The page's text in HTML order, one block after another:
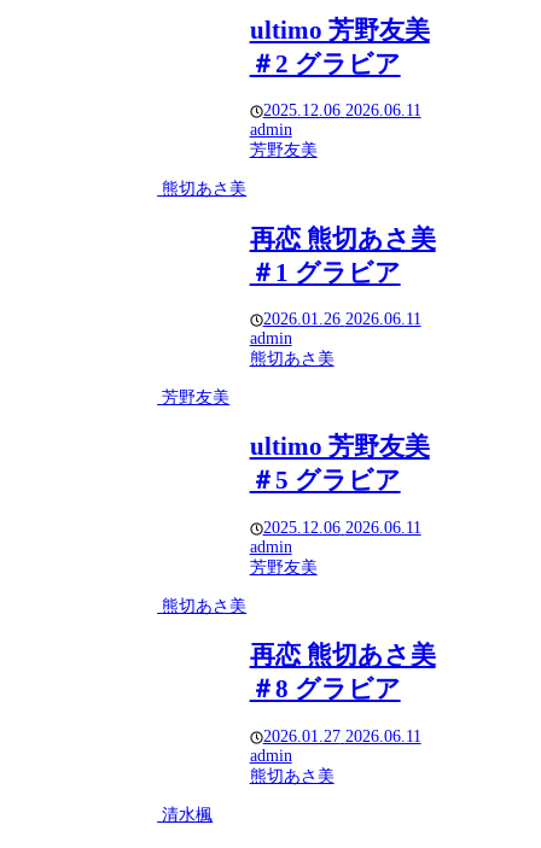
ultimo 芳野友美
＃2 グラビア
2025.12.06 2026.06.11
admin
芳野友美
熊切あさ美
再恋 熊切あさ美
＃1 グラビア
2026.01.26 2026.06.11
admin
熊切あさ美
芳野友美
ultimo 芳野友美
＃5 グラビア
2025.12.06 2026.06.11
admin
芳野友美
熊切あさ美
再恋 熊切あさ美
＃8 グラビア
2026.01.27 2026.06.11
admin
熊切あさ美
清水楓